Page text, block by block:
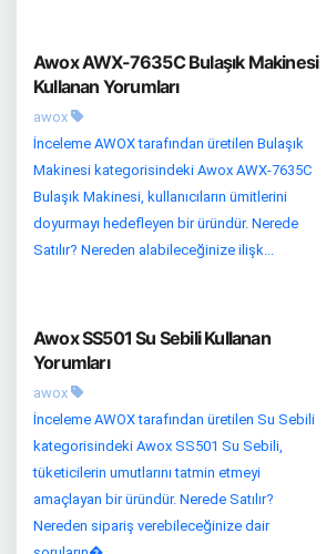
Awox AWX-7635C Bulaşık Makinesi
Kullanan Yorumları
awox
İnceleme AWOX tarafından üretilen Bulaşık
Makinesi kategorisindeki Awox AWX-7635C
Bulaşık Makinesi, kullanıcıların ümitlerini
doyurmayı hedefleyen bir üründür. Nerede
Satılır? Nereden alabileceğinize ilişk...
Awox SS501 Su Sebili Kullanan
Yorumları
awox
İnceleme AWOX tarafından üretilen Su Sebili
kategorisindeki Awox SS501 Su Sebili,
tüketicilerin umutlarını tatmin etmeyi
amaçlayan bir üründür. Nerede Satılır?
Nereden sipariş verebileceğinize dair